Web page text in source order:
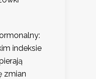
indeksie
zmian